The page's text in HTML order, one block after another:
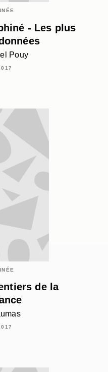
- Les plus
Pouy
de la